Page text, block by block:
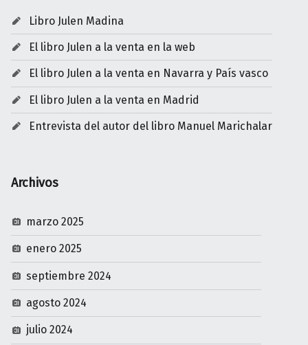
Libro Julen Madina
El libro Julen a la venta en la web
El libro Julen a la venta en Navarra y País vasco
El libro Julen a la venta en Madrid
Entrevista del autor del libro Manuel Marichalar
Archivos
marzo 2025
enero 2025
septiembre 2024
agosto 2024
julio 2024